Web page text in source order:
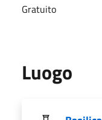
Gratuito
Luogo